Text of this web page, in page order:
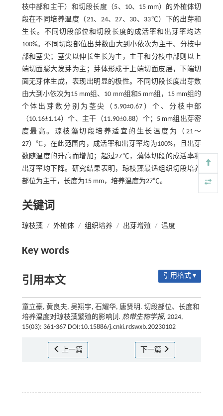
枝中部和主干）和切段长度（5、10、15 mm）的外植体切
段在不同培养温度（21、24、27、30、33℃）下的出芽和
生长。不同切段部位和切段长度的成活率和出芽率均达
100%。不同切段部位出芽数由大到小依次为主干、分枝中
部和茎尖；茎尖以伸长生长为主，主干和分枝中部则以上
端切面膨大发芽为主；芽体形成于上端切面皮层，下端切
面无芽体生成，表现出明显的极性。不同切段长度出芽数
由大到小依次为15 mm组、10 mm组和5 mm组，15 mm组的
个体出芽数分别为茎尖（5.90±0.67）个、分枝中部
（10.16±1.14）个、主干（11.90±0.88）个；5 mm组出芽密
度最高。琼枝藻切段培养适宜的生长温度为（21～
27）℃，在此范围内，成活率和出芽率均为100%，且出芽
数随温度的升高而增加；超过27℃，藻体切段的成活率和
出芽率均下降。研究结果表明，琼枝藻最适组织切段培养
部位为主干，长度为15 mm，培养温度为27℃。
关键词
琼枝藻 / 外植体 / 组织培养 / 出芽增殖 / 温度
Key words
引用本文 引用格式 ▾
童立豪, 黄良夫, 吴翔宇, 石耀华, 唐贤明. 切段部位、长度和
培养温度对琼枝藻繁殖的影响[J]. 热带生物学报, 2024,
15(03): 361-367 DOI:10.15886/j.cnki.rdswxb.20230102
上一篇 下一篇